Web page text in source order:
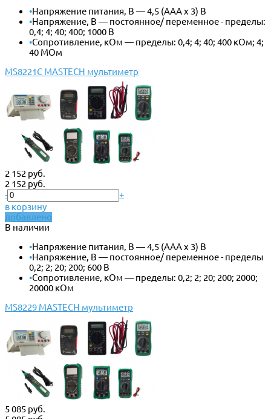
•Напряжение питания, В — 4,5 (AAA x 3) В
•Напряжение, В — постоянное/ переменное - пределы:
0,4; 4; 40; 400; 1000 В
•Сопротивление, кОм — пределы: 0,4; 4; 40; 400 кОм; 4;
40 МОм
MS8221C MASTECH мультиметр
2 152 руб.
2 152 руб.
-
+
в корзину
добавлено
В наличии
•Напряжение питания, В — 4,5 (ААА x 3) В
•Напряжение, В — постоянное/ переменное - пределы
0,2; 2; 20; 200; 600 В
•Сопротивление, кОм — пределы: 0,2; 2; 20; 200; 2000;
20000 кОм
MS8229 MASTECH мультиметр
5 085 руб.